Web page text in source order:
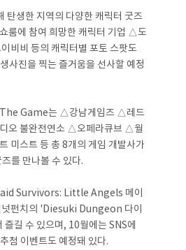
탄생한 지역의 다양한 캐릭터 굿즈
룸에 참여 희망한 캐릭터 기업 △도
비비 등의 캐릭터별 포토 스팟도
사진을 찍는 즐거움을 선사할 예정
The Game는 △강남게임즈 △레드
오 불완전연소 △오페라큐브 △월
미스트 등 총 8개의 게임 개발사가
를 만나볼 수 있다.
Survivors: Little Angels 메이
펀치의 'Diesuki Dungeon 다이
길 수 있으며, 10월에는 SNS에
첨 이벤트도 예정돼 있다.